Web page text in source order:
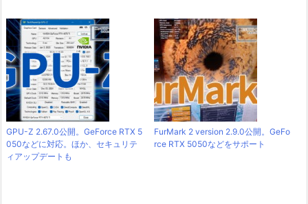
GPU-Z 2.67.0公開。GeForce RTX 5
050などに対応。ほか、セキュリテ
ィアップデートも
FurMark 2 version 2.9.0公開。GeFo
rce RTX 5050などをサポート